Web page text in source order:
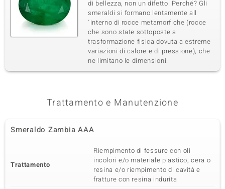
di bellezza, non un difetto. Perché? Gli
smeraldi si formano lentamente all
´interno di rocce metamorfiche (rocce
che sono state sottoposte a
trasformazione fisica dovuta a estreme
variazioni di calore e di pressione), che
ne limitano le dimensioni.
Trattamento e Manutenzione
Smeraldo Zambia AAA
Trattamento
Riempimento di fessure con oli
incolori e/o materiale plastico, cera o
resina e/o riempimento di cavità e
fratture con resina indurita